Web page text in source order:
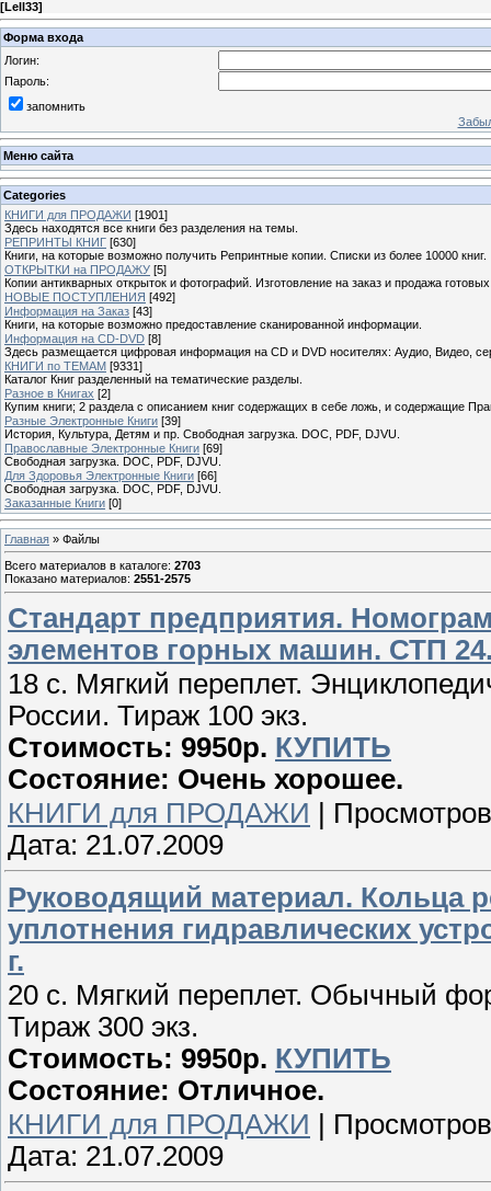
[Lell33]
Форма входа
Логин:
Пароль:
запомнить
Меню сайта
Categories
КНИГИ для ПРОДАЖИ [1901]
Здесь находятся все книги без разделения на темы.
РЕПРИНТЫ КНИГ [630]
Книги, на которые возможно получить Репринтные копии. Списки из более 10000 книг.
ОТКРЫТКИ на ПРОДАЖУ [5]
Копии антикварных открыток и фотографий. Изготовление на заказ и продажа
НОВЫЕ ПОСТУПЛЕНИЯ [492]
Информация на Заказ [43]
Книги, на которые возможно предоставление сканированной информации.
Информация на CD-DVD [8]
Здесь размещается цифровая информация на CD и DVD носителях: Аудио, Видео,
КНИГИ по ТЕМАМ [9331]
Каталог Книг разделенный на тематические разделы.
Разное в Книгах [2]
Купим книги; 2 раздела с описанием книг содержащих в себе ложь, и содержащие
Разные Электронные Книги [39]
История, Культура, Детям и пр. Свободная загрузка. DOC, PDF, DJVU.
Православные Электронные Книги [69]
Свободная загрузка. DOC, PDF, DJVU.
Для Здоровья Электронные Книги [66]
Свободная загрузка. DOC, PDF, DJVU.
Заказанные Книги [0]
Главная » Файлы
Всего материалов в каталоге: 2703
Показано материалов: 2551-2575
Стандарт предприятия.
элементов горных машин. СТП
18 с. Мягкий переплет.
России. Тираж 100 экз.
Стоимость: 9950р. КУПИТЬ
Состояние: Очень хорошее.
КНИГИ для ПРОДАЖИ
Дата: 21.07.2009
Руководящий материал. Кольца
уплотнения гидравлических
г.
20 с. Мягкий переплет. Обычный
Тираж 300 экз.
Стоимость: 9950р. КУПИТЬ
Состояние: Отличное.
КНИГИ для ПРОДАЖИ |
Дата: 21.07.2009